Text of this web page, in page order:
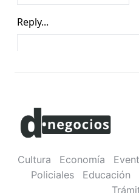
Cultura Economía
Policiales
Educación